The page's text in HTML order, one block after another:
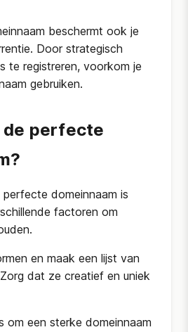
beschermt ook je
Door strategisch
te registreren, voorkom je
gebruiken.
de perfecte
domeinnaam is
factoren om
en maak een lijst van
dat ze creatief en uniek
om een sterke domeinnaam